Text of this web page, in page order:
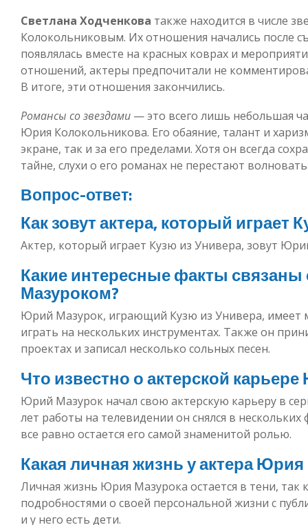
Светлана Ходченкова также находится в числе
Колокольниковым. Их отношения начались после
появлялась вместе на красных коврах и
отношений, актеры предпочитали не
В итоге, эти отношения закончились.
Романсы со звездами — это всего лишь небольшая
Юрия Колокольникова. Его обаяние, талант и
экране, так и за его пределами. Хотя он всегда
тайне, слухи о его романах не перестают
Вопрос-ответ:
Как зовут актера, который играет
Актер, который играет Кузю из Универа, зовут
Какие интересные факты
Мазуроком?
Юрий Мазурок, играющий Кузю из Универа, имеет
играть на нескольких инструментах. Также он
проектах и записал несколько сольных песен.
Что известно о актерской
Юрий Мазурок начал свою актерскую карьеру в
лет работы на телевидении он снялся в
все равно остается его самой знаменитой ролью.
Какая личная жизнь у актера
Личная жизнь Юрия Мазурока остается в тени, так
подробностями о своей персональной жизни с
и у него есть дети.